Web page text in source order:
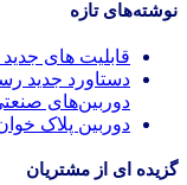
نوشته‌های تازه
قابلیت های
دستاورد جدید
دوربین‌های
دوربین پلاک خوان ایرانی
گزیده ای از مشتریان